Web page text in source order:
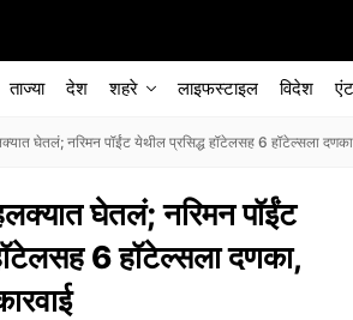
ताज्या देश शहरे लाइफस्टाइल विदेश
घेतलं; नरिमन पॉईंट येथील प्रसिद्ध हॉटेलसह 6 हॉटेल्सला
घेतलं; नरिमन पॉईंट
6 हॉटेल्सला दणका,